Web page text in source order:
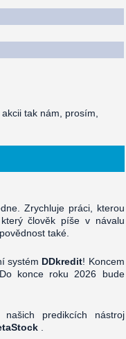
tak nám, prosím,
Zrychluje práci, kterou
člověk píše v návalu
také.
systém DDkredit! Koncem
konce roku 2026 bude
predikcích nástroj